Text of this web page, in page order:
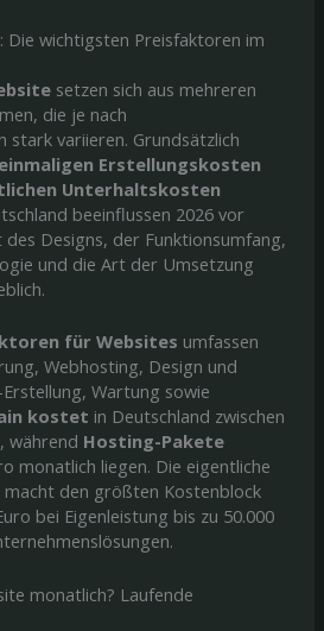
Die wichtigsten Preisfaktoren im
setzen sich aus mehreren
die je nach
stark variieren. Grundsätzlich
einmaligen Erstellungskosten
Unterhaltskosten
beeinflussen 2026 vor
Designs, der Funktionsumfang,
und die Art der Umsetzung
für Websites umfassen
Webhosting, Design und
Wartung sowie
kostet in Deutschland zwischen
während Hosting-Pakete
monatlich liegen. Die eigentliche
macht den größten Kostenblock
bei Eigenleistung bis zu 50.000
monatlich? Laufende